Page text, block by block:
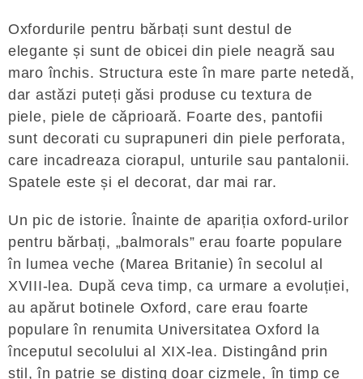
Oxfordurile pentru bărbați sunt destul de
elegante și sunt de obicei din piele neagră sau
maro închis. Structura este în mare parte netedă,
dar astăzi puteți găsi produse cu textura de
piele, piele de căprioară. Foarte des, pantofii
sunt decorati cu suprapuneri din piele perforata,
care incadreaza ciorapul, unturile sau pantalonii.
Spatele este și el decorat, dar mai rar.
Un pic de istorie. Înainte de apariția oxford-urilor
pentru bărbați, „balmorals” erau foarte populare
în lumea veche (Marea Britanie) în secolul al
XVIII-lea. După ceva timp, ca urmare a evoluției,
au apărut botinele Oxford, care erau foarte
populare în renumita Universitatea Oxford la
începutul secolului al XIX-lea. Distingând prin
stil, în patrie se disting doar cizmele, în timp ce